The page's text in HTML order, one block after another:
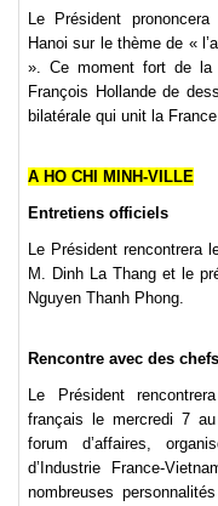
Le Président
Hanoi sur le thème de «
». Ce moment fort de la
François Hollande de
bilatérale qui unit la
A HO CHI MINH-VILLE
Entretiens officiels
Le Président rencontrera
M. Dinh La Thang et le
Nguyen Thanh Phong.
Rencontre avec des
Le Président
français le mercredi 7
forum d’affaires,
d’Industrie France-
nombreuses